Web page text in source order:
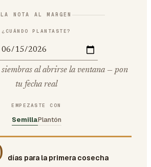
LA NOTA AL MARGEN
¿CUÁNDO PLANTASTE?
al abrirse la ventana — pon
tu fecha real
EMPEZASTE CON
SemillaPlantón
días para la primera cosecha